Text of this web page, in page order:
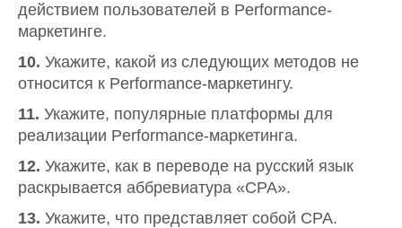
действием пользователей в Performance-
маркетинге.
10. Укажите, какой из следующих методов не
относится к Performance-маркетингу.
11. Укажите, популярные платформы для
реализации Performance-маркетинга.
12. Укажите, как в переводе на русский язык
раскрывается аббревиатура «CPA».
13. Укажите, что представляет собой CPA.